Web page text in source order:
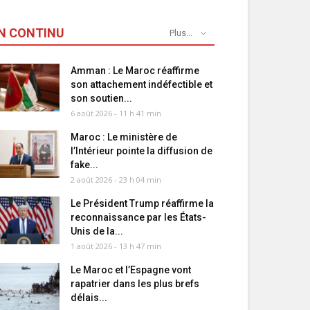
CONTINU Plus...
Amman : Le Maroc réaffirme
son attachement indéfectible et
son soutien...
6 août 2026 - 11 h 41 min
Maroc : Le ministère de
l’Intérieur pointe la diffusion de
fake...
2 août 2026 - 23 h 04 min
Le Président Trump réaffirme la
reconnaissance par les États-
Unis de la...
1 août 2026 - 13 h 47 min
Le Maroc et l’Espagne vont
rapatrier dans les plus brefs
délais...